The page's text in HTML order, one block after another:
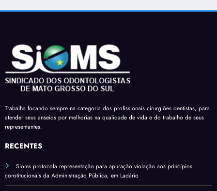
Dour
ados
receb
am a
ubrid
ade
salári
o
base
para
r
terço
de
férias
sobre
verba
s
comp
o
giões
uma
comi
do*
Trabalha focando sempre na categoria dos profissionais cirurgiões dentistas, para
atender seus anseios por melhorias na qualidade de vida e do trabalho de seus
representantes.
RECENTES
Sioms protocola representação para apuração violação aos princípios
constitucionais da Administração Pública, em Ladário